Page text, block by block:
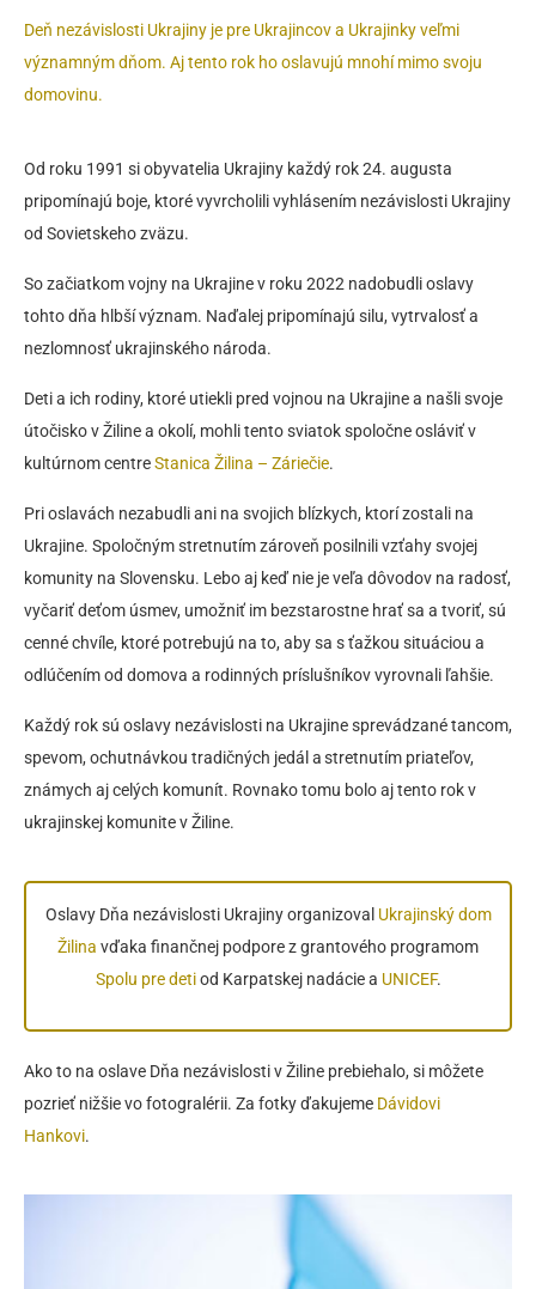
Deň nezávislosti Ukrajiny je pre Ukrajincov a Ukrajinky veľmi
významným dňom. Aj tento rok ho oslavujú mnohí mimo svoju
domovinu.
Od roku 1991 si obyvatelia Ukrajiny každý rok 24. augusta
pripomínajú boje, ktoré vyvrcholili vyhlásením nezávislosti Ukrajiny
od Sovietskeho zväzu.
So začiatkom vojny na Ukrajine v roku 2022 nadobudli oslavy
tohto dňa hlbší význam. Naďalej pripomínajú silu, vytrvalosť a
nezlomnosť ukrajinského národa.
Deti a ich rodiny, ktoré utiekli pred vojnou na Ukrajine a našli svoje
útočisko v Žiline a okolí, mohli tento sviatok spoločne osláviť v
kultúrnom centreStanica Žilina – Záriečie.
Pri oslavách nezabudli ani na svojich blízkych, ktorí zostali na
Ukrajine. Spoločným stretnutím zároveň posilnili vzťahy svojej
komunity na Slovensku. Lebo aj keď nie je veľa dôvodov na radosť,
vyčariť deťom úsmev, umožniť im bezstarostne hrať sa a tvoriť, sú
cenné chvíle, ktoré potrebujú na to, aby sa s ťažkou situáciou a
odlúčením od domova a rodinných príslušníkov vyrovnali ľahšie.
Každý rok sú oslavy nezávislosti na Ukrajine sprevádzané tancom,
spevom, ochutnávkou tradičných jedál a stretnutím priateľov,
známych aj celých komunít. Rovnako tomu bolo aj tento rok v
ukrajinskej komunite v Žiline.
Oslavy Dňa nezávislosti Ukrajiny organizoval Ukrajinský dom
Žilina vďaka finančnej podpore z grantového programom
Spolu pre detiod Karpatskej nadácie a UNICEF.
Ako to na oslave Dňa nezávislosti v Žiline prebiehalo, si môžete
pozrieť nižšie vo fotogralérii. Za fotky ďakujeme Dávidovi
Hankovi.